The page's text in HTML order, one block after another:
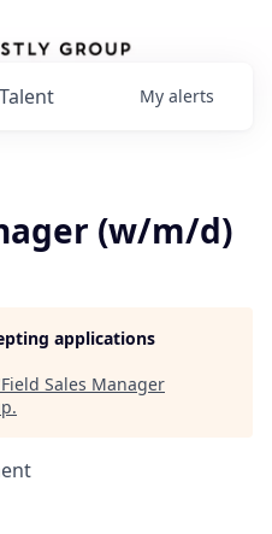
Talent My alerts
(w/m/d)
applications
Field Sales Manager
.